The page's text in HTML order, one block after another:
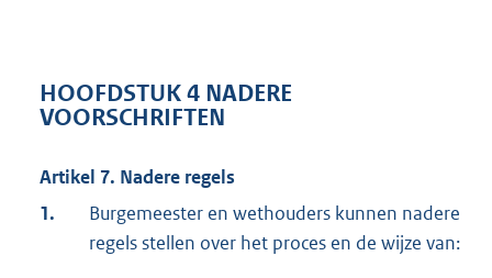
HOOFDSTUK 4 NADERE
VOORSCHRIFTEN
Artikel 7. Nadere regels
1.
Burgemeester en wethouders kunnen nadere
regels stellen over het proces en de wijze van: